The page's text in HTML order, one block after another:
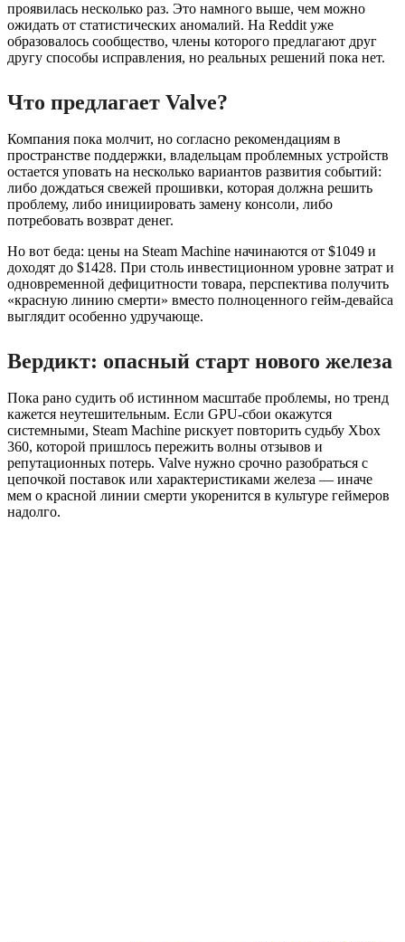
проявилась несколько раз. Это намного выше, чем можно
ожидать от статистических аномалий. На Reddit уже
образовалось сообщество, члены которого предлагают друг
другу способы исправления, но реальных решений пока нет.
Что предлагает Valve?
Компания пока молчит, но согласно рекомендациям в
пространстве поддержки, владельцам проблемных устройств
остается уповать на несколько вариантов развития событий:
либо дождаться свежей прошивки, которая должна решить
проблему, либо инициировать замену консоли, либо
потребовать возврат денег.
Но вот беда: цены на Steam Machine начинаются от $1049 и
доходят до $1428. При столь инвестиционном уровне затрат и
одновременной дефицитности товара, перспектива получить
«красную линию смерти» вместо полноценного гейм-девайса
выглядит особенно удручающе.
Вердикт: опасный старт нового железа
Пока рано судить об истинном масштабе проблемы, но тренд
кажется неутешительным. Если GPU-сбои окажутся
системными, Steam Machine рискует повторить судьбу Xbox
360, которой пришлось пережить волны отзывов и
репутационных потерь. Valve нужно срочно разобраться с
цепочкой поставок или характеристиками железа — иначе
мем о красной линии смерти укоренится в культуре геймеров
надолго.